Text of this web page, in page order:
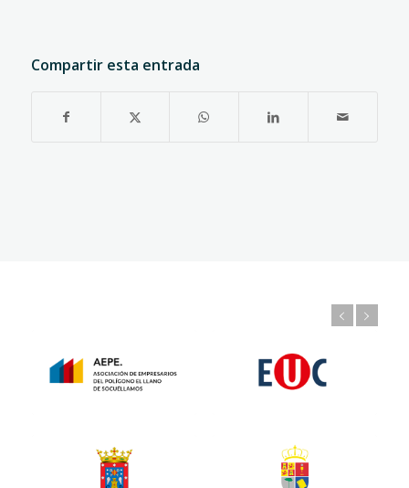
Compartir esta entrada